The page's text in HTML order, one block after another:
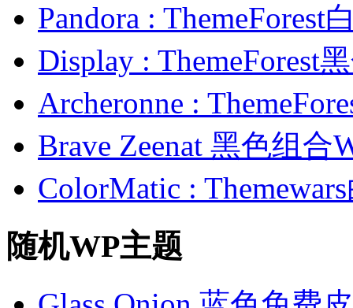
Pandora : ThemeForest
Display : ThemeForest
Archeronne :
Brave Zeenat 黑色组合
ColorMatic :
随机WP主题